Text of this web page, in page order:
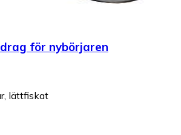
för nybörjaren
lättfiskat